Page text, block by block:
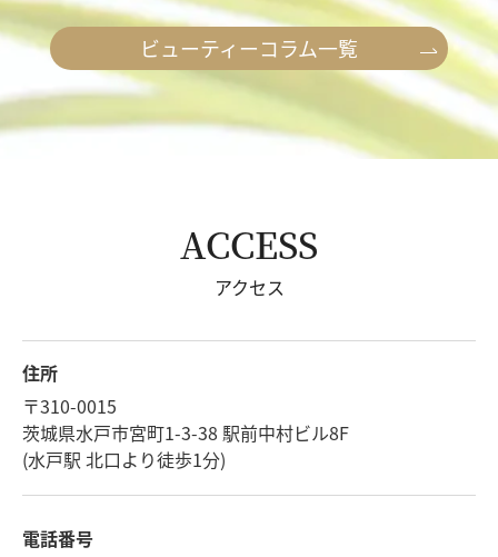
ビューティーコラム一覧
ACCESS
アクセス
住所
〒310-0015
茨城県水戸市宮町1-3-38 駅前中村ビル8F
(水戸駅 北口より徒歩1分)
電話番号